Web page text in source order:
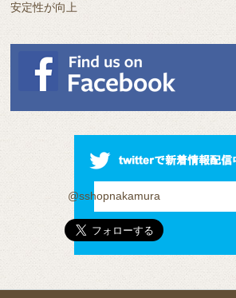
安定性が向上
@sshopnakamura